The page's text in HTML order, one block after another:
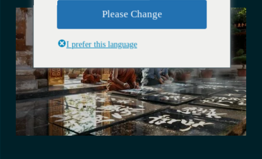
Please Change
I prefer this language